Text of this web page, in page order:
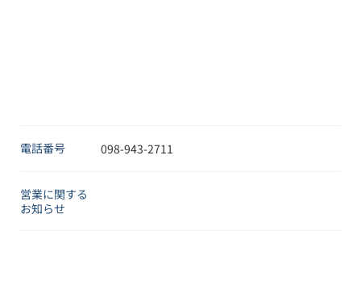
電話番号 098-943-2711
営業に関する
お知らせ